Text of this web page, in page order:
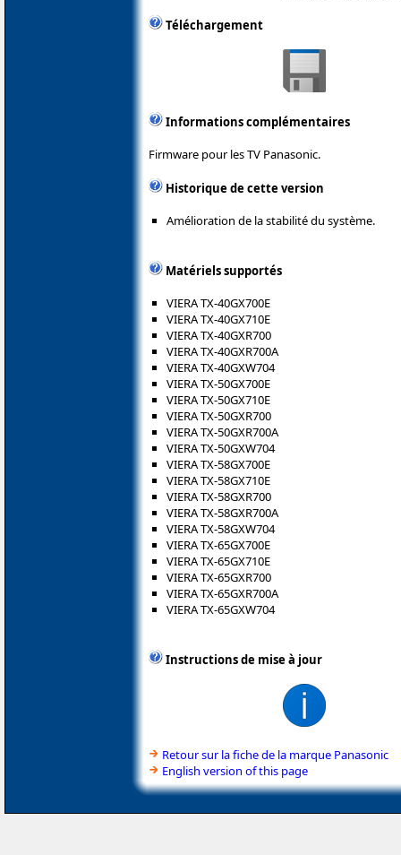
Téléchargement
Informations complémentaires
Firmware pour les TV Panasonic.
Historique de cette version
Amélioration de la stabilité du système.
Matériels supportés
VIERA TX-40GX700E
VIERA TX-40GX710E
VIERA TX-40GXR700
VIERA TX-40GXR700A
VIERA TX-40GXW704
VIERA TX-50GX700E
VIERA TX-50GX710E
VIERA TX-50GXR700
VIERA TX-50GXR700A
VIERA TX-50GXW704
VIERA TX-58GX700E
VIERA TX-58GX710E
VIERA TX-58GXR700
VIERA TX-58GXR700A
VIERA TX-58GXW704
VIERA TX-65GX700E
VIERA TX-65GX710E
VIERA TX-65GXR700
VIERA TX-65GXR700A
VIERA TX-65GXW704
Instructions de mise à jour
Retour sur la fiche de la marque Panasonic
English version of this page